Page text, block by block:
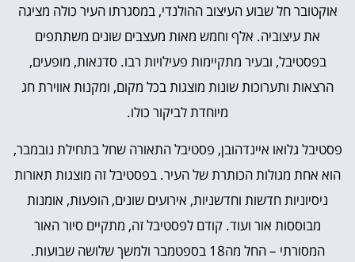
אוקטובר חל שבוע העיצוב ההולנדי, במסגרתו העיר כולה מציגה
את עיצוביה. אלף וחמש מאות מעצבים שונים משתתפים
בפסטיבל, ובעיר מתקיימות פעילויות רבו. סדנאות, מופעים,
הרצאות ותערוכות שונות מוצגות בכל מקום, ומקנות אווירת חג
מיוחדת לביקור כולו.
פסטיבל גלואו איינדהובן, פסטיבל התאורה שחל בתחילת נובמבר,
הוא אחת מגולות הכותרת של העיר. בפסטיבל זה מוצגות תאורות
ניסיוניות חדשות וחדשניות, אירועים שונים, הופעות, אומנות
מבוססות אור ועוד. קודם לפסטיבל זה, מתקיים סיור האור
המסורתי – החל מה18 בספטמבר ולמשך שלושה שבועות.